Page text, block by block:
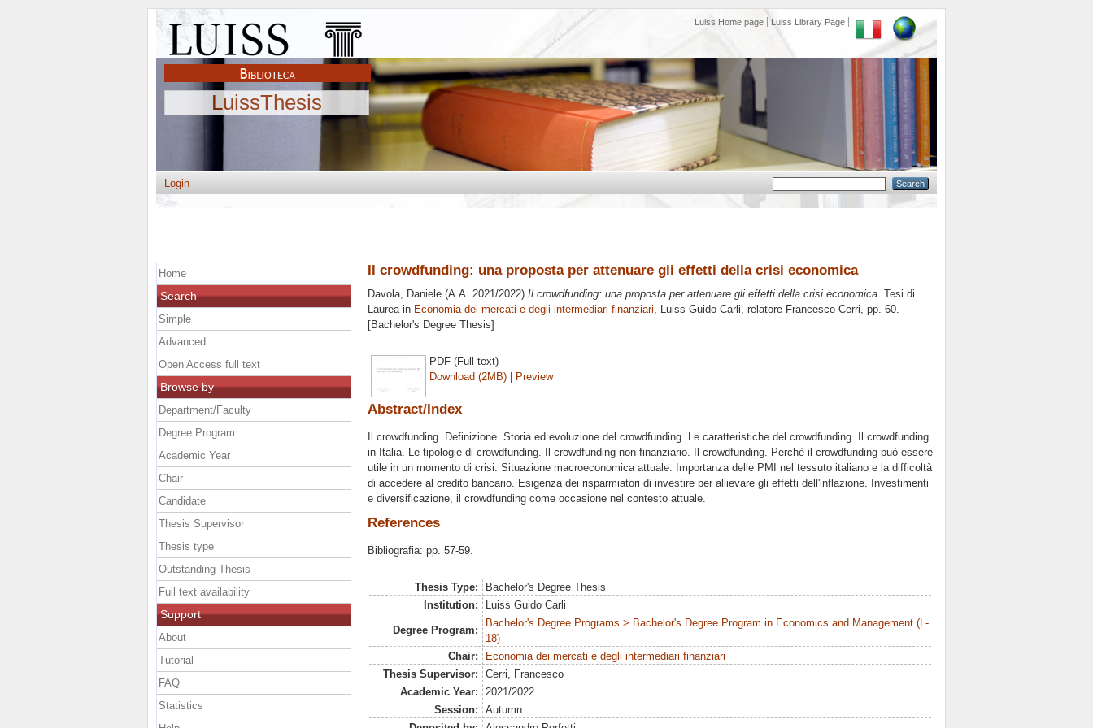
Luiss Home page Luiss Library Page
LuissThesis
Login
Il crowdfunding: una proposta per attenuare gli effetti della crisi economica
Davola, Daniele (A.A. 2021/2022) Il crowdfunding: una proposta per attenuare gli effetti della crisi economica. Tesi di
Laurea in Economia dei mercati e degli intermediari finanziari, Luiss Guido Carli, relatore Francesco Cerri, pp. 60.
[Bachelor's Degree Thesis]
PDF (Full text)
Download (2MB) | Preview
Abstract/Index
Il crowdfunding. Definizione. Storia ed evoluzione del crowdfunding. Le caratteristiche del crowdfunding. Il crowdfunding
in Italia. Le tipologie di crowdfunding. Il crowdfunding non finanziario. Il crowdfunding. Perchè il crowdfunding può essere
utile in un momento di crisi. Situazione macroeconomica attuale. Importanza delle PMI nel tessuto italiano e la difficoltà
di accedere al credito bancario. Esigenza dei risparmiatori di investire per allievare gli effetti dell'inflazione. Investimenti
e diversificazione, il crowdfunding come occasione nel contesto attuale.
References
Bibliografia: pp. 57-59.
Thesis Type:
Bachelor's Degree Thesis
Institution:
Luiss Guido Carli
Degree Program:
Bachelor's Degree Programs > Bachelor's Degree Program in Economics and Management (L-
18)
Chair:
Economia dei mercati e degli intermediari finanziari
Thesis Supervisor:
Cerri, Francesco
Academic Year:
2021/2022
Session:
Autumn
Home
Search
Simple
Advanced
Open Access full text
Browse by
Department/Faculty
Degree Program
Academic Year
Chair
Candidate
Thesis Supervisor
Thesis type
Outstanding Thesis
Full text availability
Support
About
Tutorial
FAQ
Statistics